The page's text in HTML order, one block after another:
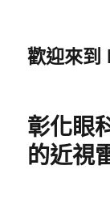
歡迎來
彰化眼
的近視